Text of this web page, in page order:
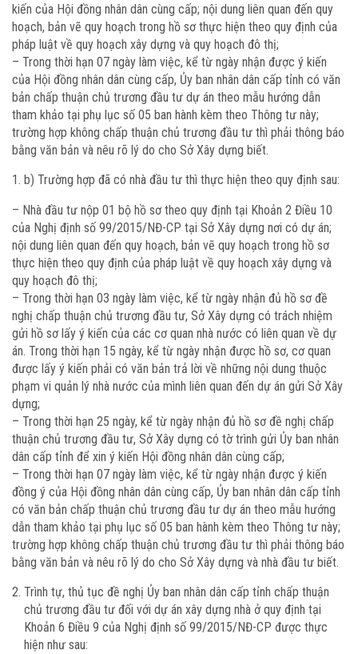
kiến của Hội đồng nhân dân cùng cấp; nội dung liên quan đến quy
hoạch, bản vẽ quy hoạch trong hồ sơ thực hiện theo quy định của
pháp luật về quy hoạch xây dựng và quy hoạch đô thị;
– Trong thời hạn 07 ngày làm việc, kể từ ngày nhận được ý kiến
của Hội đồng nhân dân cùng cấp, Ủy ban nhân dân cấp tỉnh có văn
bản chấp thuận chủ trương đầu tư dự án theo mẫu hướng dẫn
tham khảo tại phụ lục số 05 ban hành kèm theo Thông tư này;
trường hợp không chấp thuận chủ trương đầu tư thì phải thông báo
bằng văn bản và nêu rõ lý do cho Sở Xây dựng biết.
b) Trường hợp đã có nhà đầu tư thì thực hiện theo quy định sau:
– Nhà đầu tư nộp 01 bộ hồ sơ theo quy định tại Khoản 2 Điều 10
của Nghị định số 99/2015/NĐ-CP tại Sở Xây dựng nơi có dự án;
nội dung liên quan đến quy hoạch, bản vẽ quy hoạch trong hồ sơ
thực hiện theo quy định của pháp luật về quy hoạch xây dựng và
quy hoạch đô thị;
– Trong thời hạn 03 ngày làm việc, kể từ ngày nhận đủ hồ sơ đề
nghị chấp thuận chủ trương đầu tư, Sở Xây dựng có trách nhiệm
gửi hồ sơ lấy ý kiến của các cơ quan nhà nước có liên quan về dự
án. Trong thời hạn 15 ngày, kể từ ngày nhận được hồ sơ, cơ quan
được lấy ý kiến phải có văn bản trả lời về những nội dung thuộc
phạm vi quản lý nhà nước của mình liên quan đến dự án gửi Sở Xây
dựng;
– Trong thời hạn 25 ngày, kể từ ngày nhận đủ hồ sơ đề nghị chấp
thuận chủ trương đầu tư, Sở Xây dựng có tờ trình gửi Ủy ban nhân
dân cấp tỉnh để xin ý kiến Hội đồng nhân dân cùng cấp;
– Trong thời hạn 07 ngày làm việc, kể từ ngày nhận được ý kiến
đồng ý của Hội đồng nhân dân cùng cấp, Ủy ban nhân dân cấp tỉnh
có văn bản chấp thuận chủ trương đầu tư dự án theo mẫu hướng
dẫn tham khảo tại phụ lục số 05 ban hành kèm theo Thông tư này;
trường hợp không chấp thuận chủ trương đầu tư thì phải thông báo
bằng văn bản và nêu rõ lý do cho Sở Xây dựng và nhà đầu tư biết.
Trình tự, thủ tục đề nghị Ủy ban nhân dân cấp tỉnh chấp thuận
chủ trương đầu tư đối với dự án xây dựng nhà ở quy định tại
Khoản 6 Điều 9 của Nghị định số 99/2015/NĐ-CP được thực
hiện như sau: